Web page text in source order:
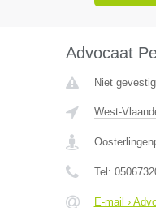
Advocaat
Niet
West-
Tel:
E-mail ›